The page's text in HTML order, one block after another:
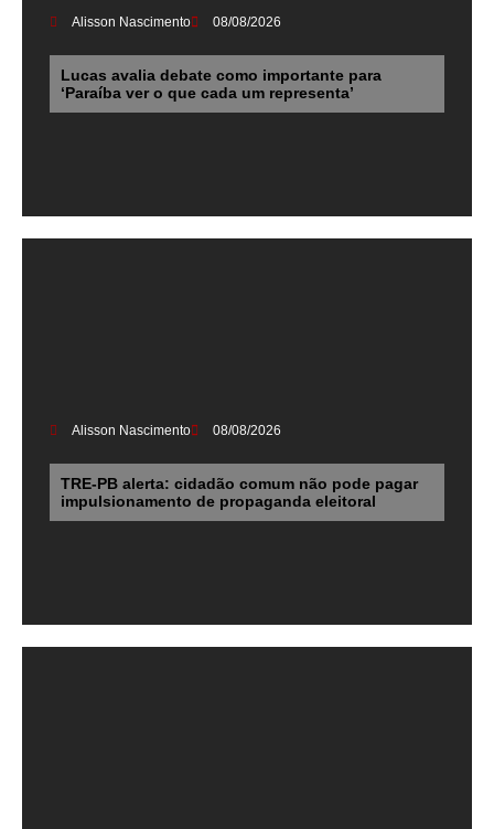
Alisson Nascimento 08/08/2026
Lucas avalia debate como importante para
‘Paraíba ver o que cada um representa’
Alisson Nascimento 08/08/2026
TRE-PB alerta: cidadão comum não pode pagar
impulsionamento de propaganda eleitoral